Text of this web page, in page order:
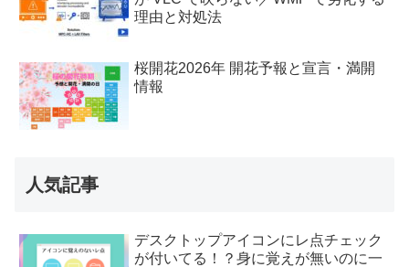
理由と対処法
桜開花2026年 開花予報と宣言・満開
情報
人気記事
デスクトップアイコンにレ点チェック
が付いてる！？身に覚えが無いのに一